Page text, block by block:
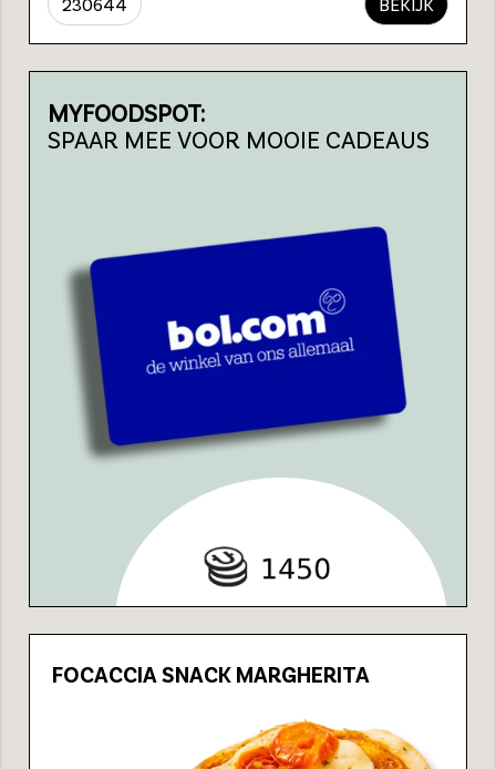
MYFOODSPOT:
SPAAR MEE VOOR MOOIE CADEAUS
FOCACCIA SNACK MARGHERITA